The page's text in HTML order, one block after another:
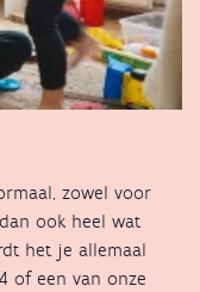
zowel voor
ook heel wat
het je allemaal
of een van onze